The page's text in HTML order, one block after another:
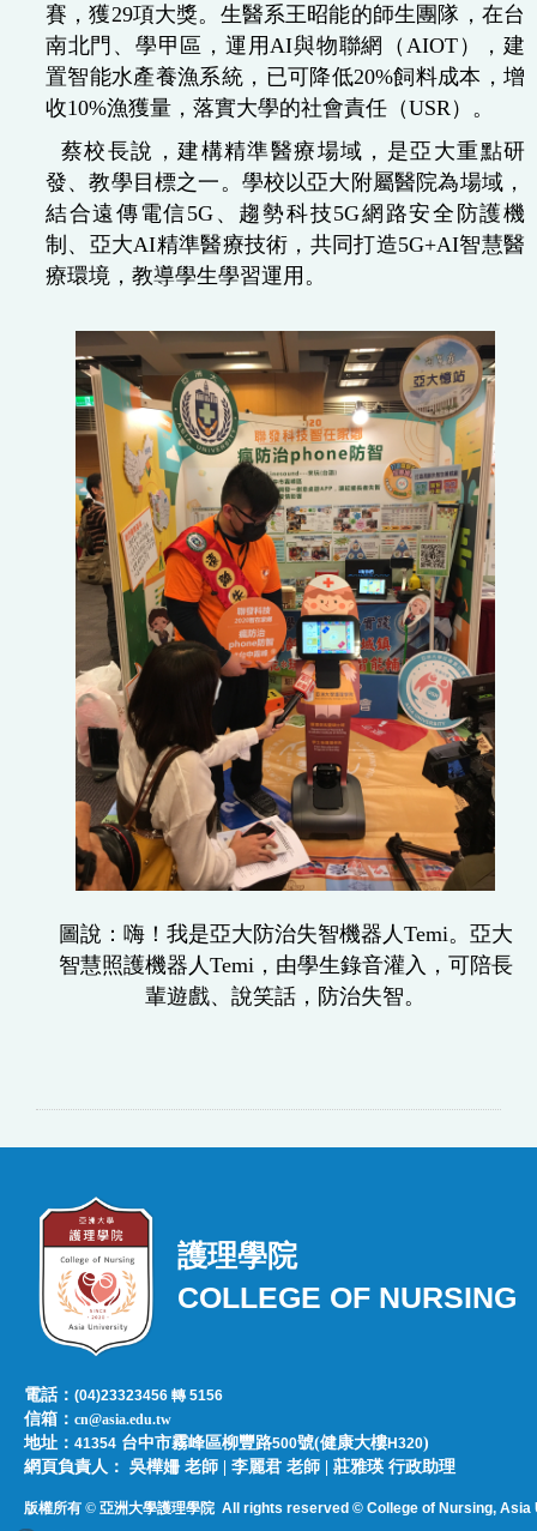
賽，獲29項大獎。生醫系王昭能的師生團隊，在台
南北門、學甲區，運用AI與物聯網（AIOT），建
置智能水產養漁系統，已可降低20%飼料成本，增
收10%漁獲量，落實大學的社會責任（USR）。
蔡校長說，建構精準醫療場域，是亞大重點研
發、教學目標之一。學校以亞大附屬醫院為場域，
結合遠傳電信5G、趨勢科技5G網路安全防護機
制、亞大AI精準醫療技術，共同打造5G+AI智慧醫
療環境，教導學生學習運用。
圖說：嗨！我是亞大防治失智機器人Temi。亞大
智慧照護機器人Temi，由學生錄音灌入 ，可陪長
輩遊戲、說笑話，防治失智。
護理學院
COLLEGE OF NURSING
電話：(04)23323456 轉 5156
信箱：cn@asia.edu.tw
地址：41354 台中市霧峰區柳豐路500號(健康大樓H320)
網頁負責人：​​​ ​吳樺姍 老師 | 李麗君 老師 | 莊雅瑛 行政助理
版權所有 © 亞洲大學護理學院All rights reserved © College of Nursing, Asia